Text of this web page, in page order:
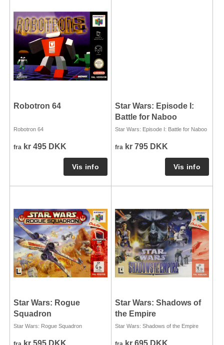
Robotron 64
Robotron 64
fra kr 495 DKK
Star Wars: Episode I:
Battle for Naboo
Star Wars: Episode I: Battle for Naboo
fra kr 795 DKK
Star Wars: Rogue
Squadron
Star Wars: Rogue Squadron
kr 595 DKK
Star Wars: Shadows of
the Empire
Star Wars: Shadows of the Empire
kr 695 DKK